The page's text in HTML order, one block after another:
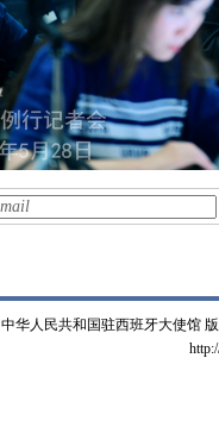
中华人民共和国驻西班牙大使馆